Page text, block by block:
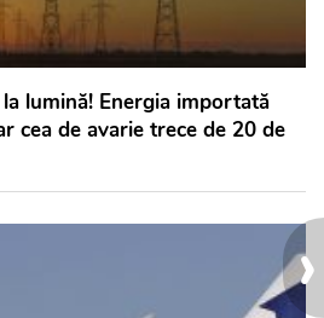
›
lumină! Energia importată
cea de avarie trece de 20 de